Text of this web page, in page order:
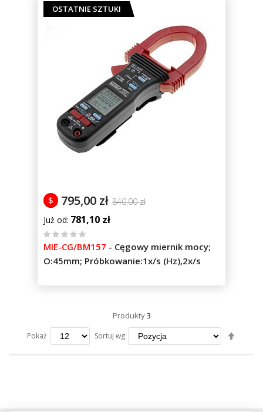
OSTATNIE SZTUKI
795,00 zł 840,00 zł
$
Już od 781,10 zł
%
100
MIE-CG/BM157 - Cęgowy miernik mocy;
O:45mm; Próbkowanie:1x/s (Hz),2x/s
Produkty3
Pokaż Sortuj wg